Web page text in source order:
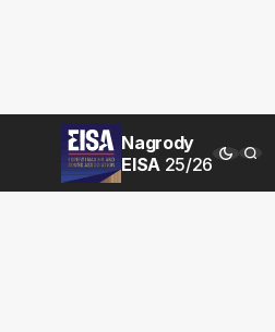
Nagrody
EISA 25/26